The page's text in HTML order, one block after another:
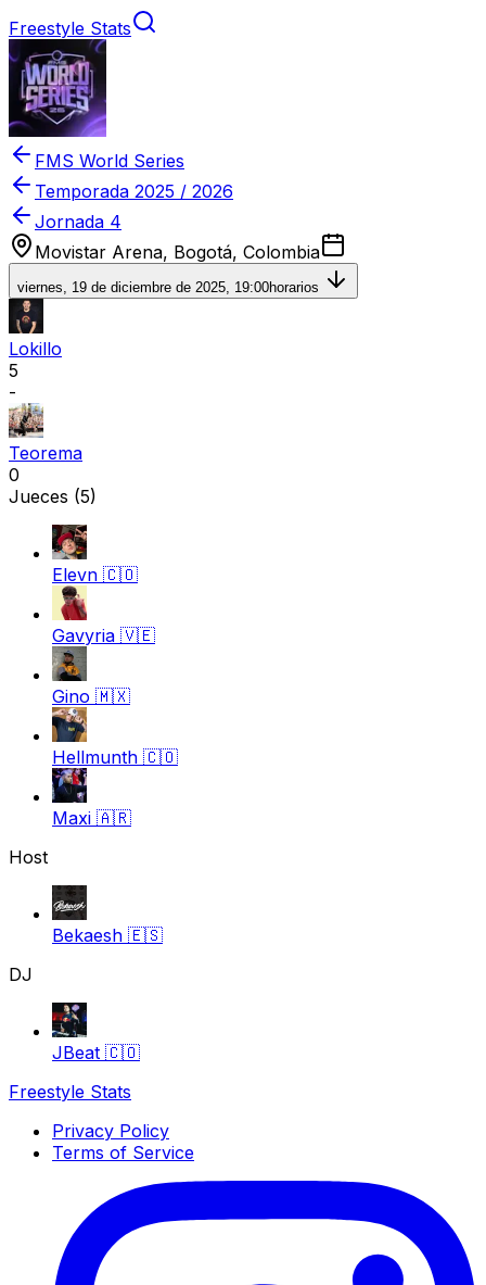
Freestyle Stats
FMS World Series
Temporada 2025 / 2026
Jornada 4
Movistar Arena, Bogotá, Colombia
viernes, 19 de diciembre de 2025, 19:00horarios
Lokillo
5
-
Teorema
0
Jueces (5)
Elevn 🇨🇴
Gavyria 🇻🇪
Gino 🇲🇽
Hellmunth 🇨🇴
Maxi 🇦🇷
Host
Bekaesh 🇪🇸
DJ
JBeat 🇨🇴
Freestyle Stats
Privacy Policy
Terms of Service